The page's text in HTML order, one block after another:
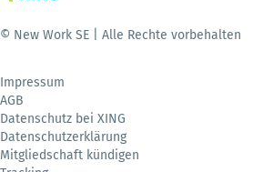
© New Work SE | Alle Rechte vorbehalten
Impressum
AGB
Datenschutz bei XING
Datenschutzerklärung
Mitgliedschaft kündigen